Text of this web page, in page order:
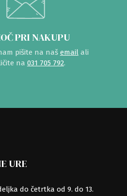
PRI NAKUPU
pišite na naš emailali
na 031 705 792.
URE
do četrtka od 9. do 13.